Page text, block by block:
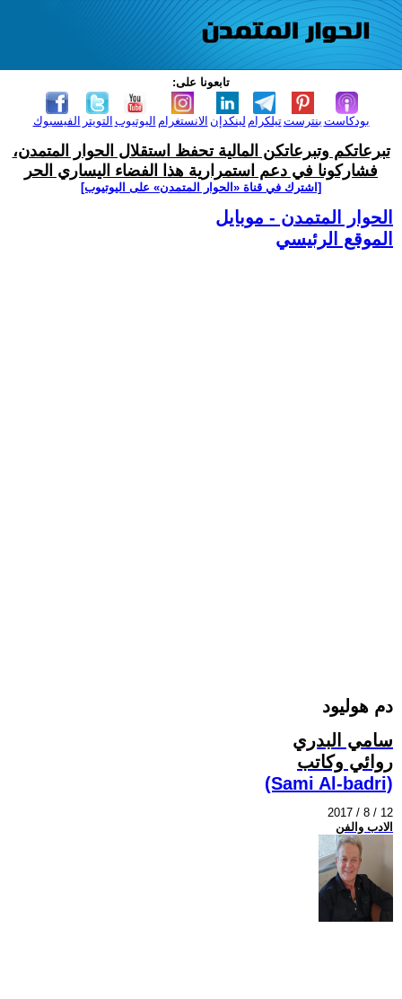
تابعونا على:
الفيسبوك التويتر اليوتيوب الانستغرام لينكدإن تيلكرامبنترست بودكاست
تبرعاتكم وتبرعاتكن المالية تحفظ استقلال الحوار المتمدن،
فشاركونا في دعم استمرارية هذا الفضاء اليساري الحر
[اشترك في قناة ‫«الحوار المتمدن» على اليوتيوب]
الحوار المتمدن - موبايل
الموقع الرئيسي
دم هوليود
سامي البدري
روائي وكاتب
(Sami Al-badri)
2017 / 8 / 12
الادب والفن